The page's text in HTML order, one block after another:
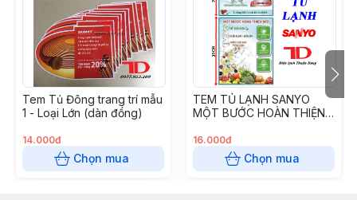
Tem Tủ Đông trang trí mẫu
1 - Loại Lớn (dàn đồng)
14.000đ
Chọn mua
TEM TỦ LẠNH SANYO
MỘT BƯỚC HOÀN THIỆN
16.000đ
Chọn mua